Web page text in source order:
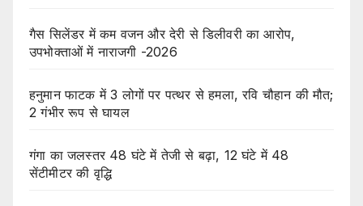
गैस सिलेंडर में कम वजन और देरी से डिलीवरी का आरोप,
उपभोक्ताओं में नाराजगी -2026
हनुमान फाटक में 3 लोगों पर पत्थर से हमला, रवि चौहान की मौत;
2 गंभीर रूप से घायल
गंगा का जलस्तर 48 घंटे में तेजी से बढ़ा, 12 घंटे में 48
सेंटीमीटर की वृद्धि